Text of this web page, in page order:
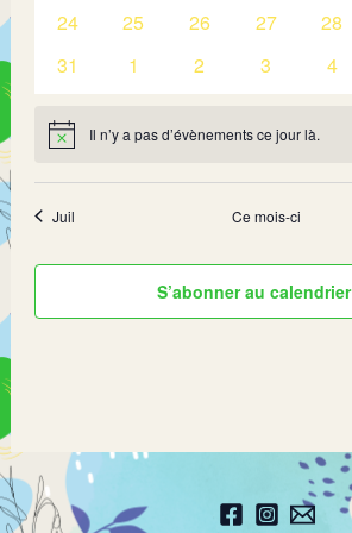
0
24
0
25
0
26
0
27
0
28
0
31
0
1
0
2
0
3
0
4
Notice Il n’y a pas d’évènements ce jour là.
Juil Ce mois-ci
S’abonner au calendrier